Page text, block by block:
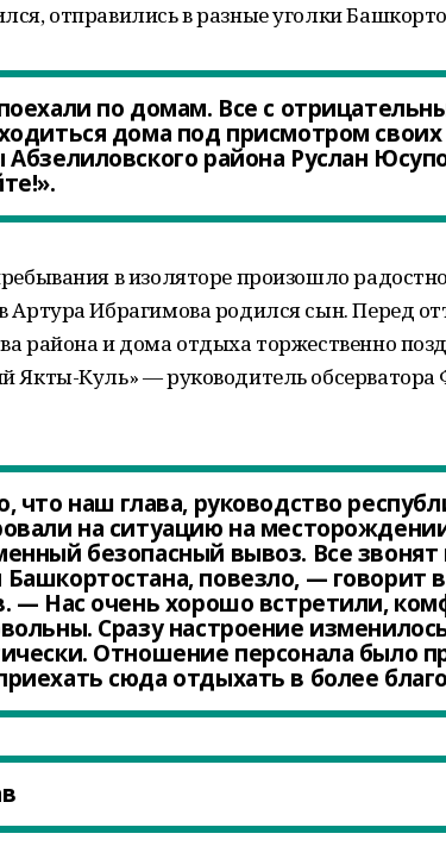
отправились в разные уголки
по домам. Все с
дома под присмотром
Абзелиловского района Руслан
в изоляторе произошло
Артура Ибрагимова родился сын. Перед
района и дома отдыха торжественно
Якты-Куль» — руководитель
что наш глава, руководство
на ситуацию на
безопасный вывоз. Все звонят
повезло, — говорит
— Нас очень хорошо встретили,
Сразу настроение
Отношение персонала было
сюда отдыхать в более